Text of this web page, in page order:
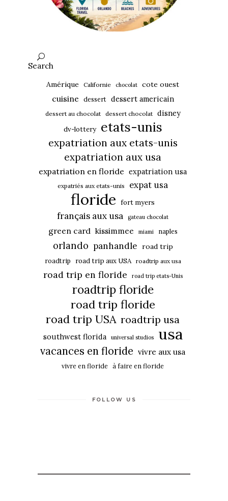
Search
Amérique Californie chocolat cote ouest
cuisine dessert dessert americain
dessert au chocolat dessert chocolat disney
dv-lottery etats-unis
expatriation aux etats-unis
expatriation aux usa
expatriation en floride expatriation usa
expatriés aux etats-unis expat usa
floride fort myers
français aux usa gateau chocolat
green card kissimmee miami naples
orlando panhandle road trip
roadtrip road trip aux USA roadtrip aux usa
road trip en floride road trip etats-Unis
roadtrip floride
road trip floride
road trip USA roadtrip usa
southwest florida universal studios usa
vacances en floride vivre aux usa
vivre en floride à faire en floride
FOLLOW US